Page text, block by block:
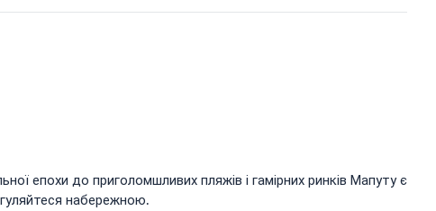
епохи до приголомшливих пляжів і гамірних ринків Мапуту є
набережною.